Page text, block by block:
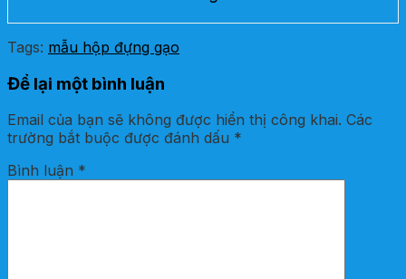
Tags: mẫu hộp đựng gạo
Để lại một bình luận
Email của bạn sẽ không được hiển thị công khai. Các
trường bắt buộc được đánh dấu *
Bình luận *